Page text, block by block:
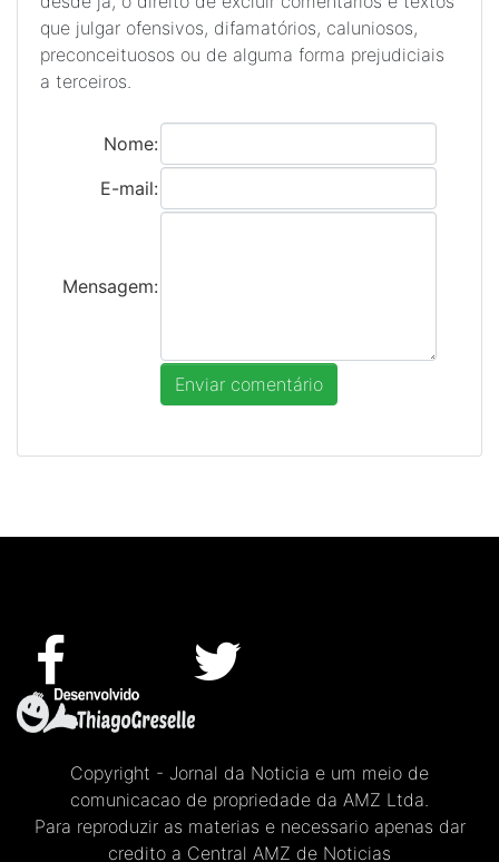
que julgar ofensivos, difamatórios, caluniosos,
preconceituosos ou de alguma forma prejudiciais
a terceiros.
Nome:
E-mail:
Mensagem:
Copyright - Jornal da Noticia e um meio de
comunicacao de propriedade da AMZ Ltda.
Para reproduzir as materias e necessario apenas dar
credito a Central AMZ de Noticias